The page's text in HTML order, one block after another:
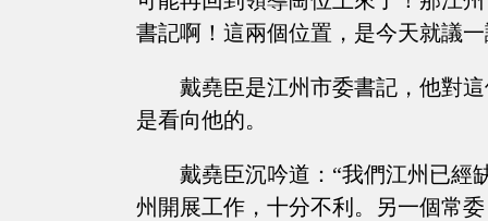
書記啊！這兩個位置，是今天就議
戴堯臣是江州市委書記，他對
是看向他的。
戴堯臣沉吟道：“我們江州已經
州開展工作，十分不利。另一個常